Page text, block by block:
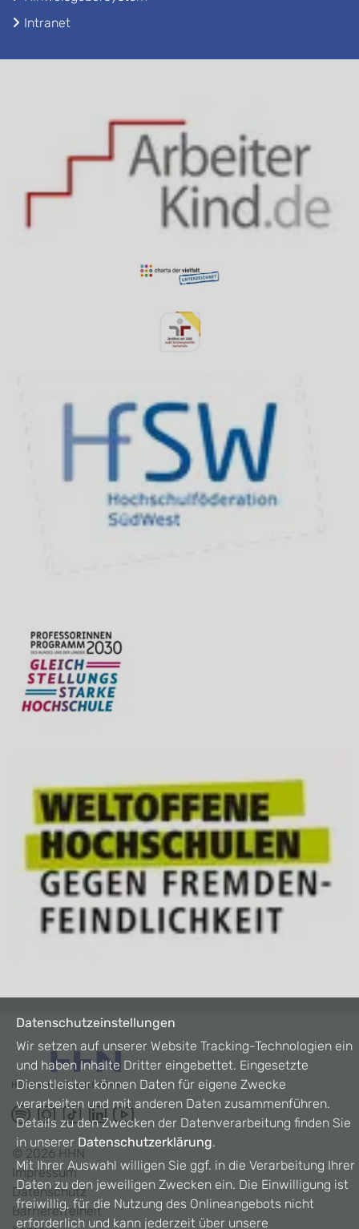
Intranet
© 2026 HHN
Impressum
Datenschutz
Barrierefreiheit
Datenschutzeinstellungen
Wir setzen auf unserer Website Tracking-Technologien ein
und haben Inhalte Dritter eingebettet. Eingesetzte
Dienstleister können Daten für eigene Zwecke
verarbeiten und mit anderen Daten zusammenführen.
Details zu den Zwecken der Datenverarbeitung finden Sie
in unserer Datenschutzerklärung.
Mit Ihrer Auswahl willigen Sie ggf. in die Verarbeitung Ihrer
Daten zu den jeweiligen Zwecken ein. Die Einwilligung ist
freiwillig, für die Nutzung des Onlineangebots nicht
erforderlich und kann jederzeit über unsere